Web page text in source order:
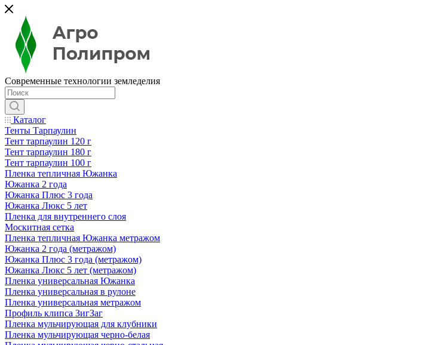
Современные технологии земледелия
Каталог
Тенты Тарпаулин
Тент тарпаулин 120 г
Тент тарпаулин 180 г
Тент тарпаулин 100 г
Пленка тепличная Южанка
Южанка 2 года
Южанка Плюс 3 года
Южанка Люкс 5 лет
Пленка для внутреннего слоя
Москитная сетка
Пленка тепличная Южанка метражом
Южанка 2 года (метражом)
Южанка Плюс 3 года (метражом)
Южанка Люкс 5 лет (метражом)
Пленка универсальная Южанка
Пленка универсальная в рулоне
Пленка универсальная метражом
Профиль клипса ЗигЗаг
Пленка мульчирующая для клубники
Пленка мульчирующая черно-белая